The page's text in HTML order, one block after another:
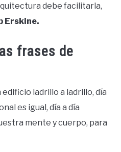
debe facilitarla,
Erskine.
frases de
ladrillo a ladrillo, día
es igual, día a día
mente y cuerpo, para